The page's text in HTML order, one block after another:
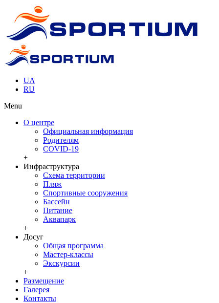
UA
RU
Menu
О центре
Официальная информация
Родителям
COVID-19
+
Инфраструктура
Схема территории
Пляж
Спортивные сооружения
Бассейн
Питание
Аквапарк
+
Досуг
Общая программа
Мастер-классы
Экскурсии
+
Размещение
Галерея
Контакты